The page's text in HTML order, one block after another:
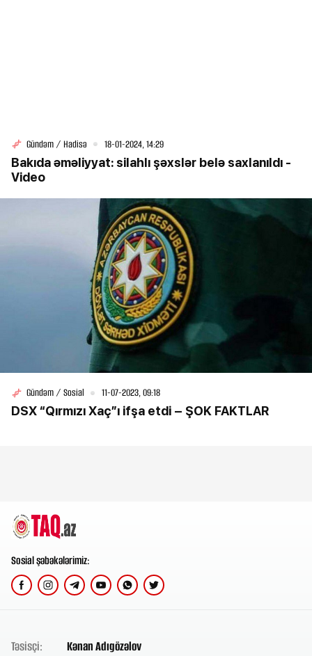
Gündəm / Hadisə 18-01-2024, 14:29
Bakıda əməliyyat: silahlı şəxslər belə saxlanıldı -
Video
Gündəm / Sosial 11-07-2023, 09:18
DSX “Qırmızı Xaç”ı ifşa etdi – ŞOK FAKTLAR
Sosial şəbəkələrimiz:
Təsisçi: Kənan Adıgözəlov